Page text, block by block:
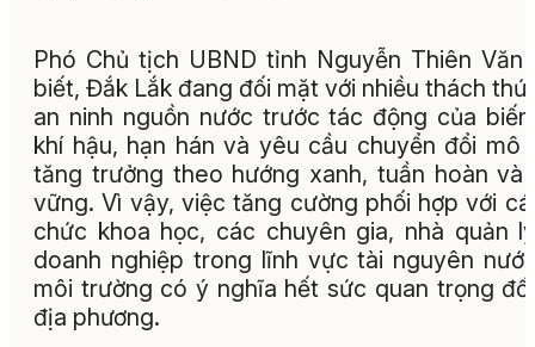
Phó Chủ tịch UBND tỉnh Nguyễn Thiên Văn
biết, Đắk Lắk đang đối mặt với nhiều thách
an ninh nguồn nước trước tác động của
khí hậu, hạn hán và yêu cầu chuyển đổi mô
tăng trưởng theo hướng xanh, tuần hoàn và
vững. Vì vậy, việc tăng cường phối hợp với
chức khoa học, các chuyên gia, nhà quản
doanh nghiệp trong lĩnh vực tài nguyên
môi trường có ý nghĩa hết sức quan trọng
địa phương.